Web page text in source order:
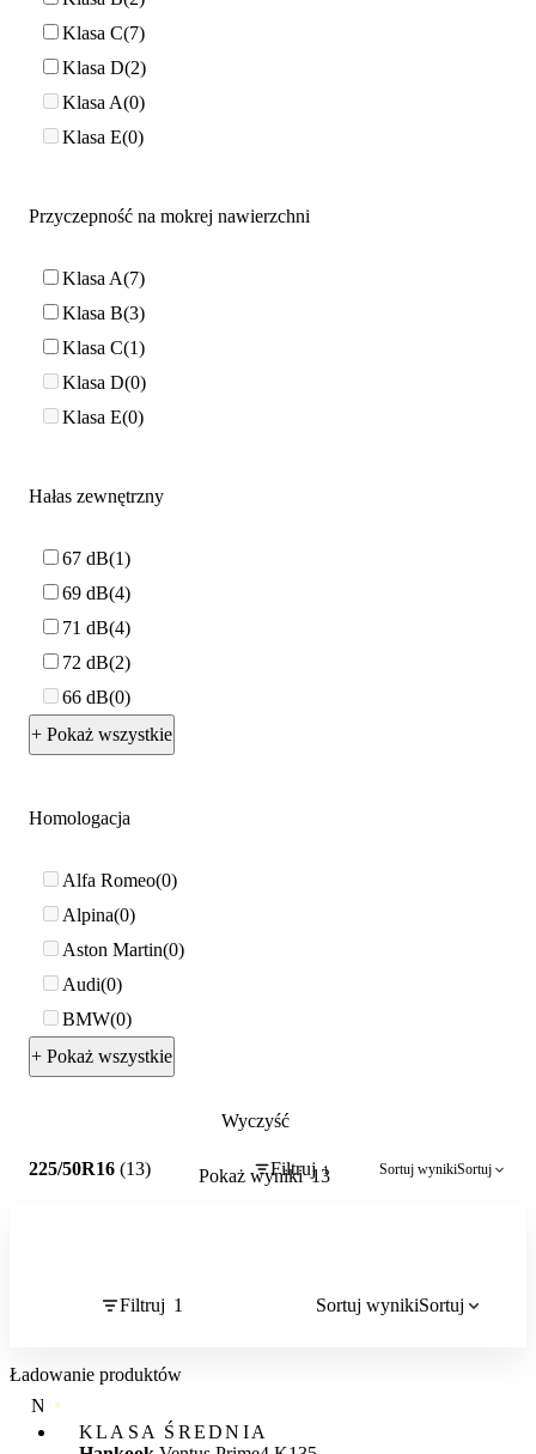
Klasa C 7
Klasa D 2
Klasa A 0
Klasa E 0
Przyczepność na mokrej nawierzchni
Klasa A 7
Klasa B 3
Klasa C 1
Klasa D 0
Klasa E 0
Hałas zewnętrzny
67 dB 1
69 dB 4
71 dB 4
72 dB 2
66 dB 0
+ Pokaż wszystkie
Homologacja
Alfa Romeo 0
Alpina 0
Aston Martin 0
Audi 0
BMW 0
+ Pokaż wszystkie
Wyczyść
Pokaż wyniki 13
225/50R16 (13) Filtruj 1 Sortuj wynikiSortuj
Filtruj 1 Sortuj wynikiSortuj
Ładowanie produktów
NAJWYŻSZA JAKOŚĆ
KLASA ŚREDNIA